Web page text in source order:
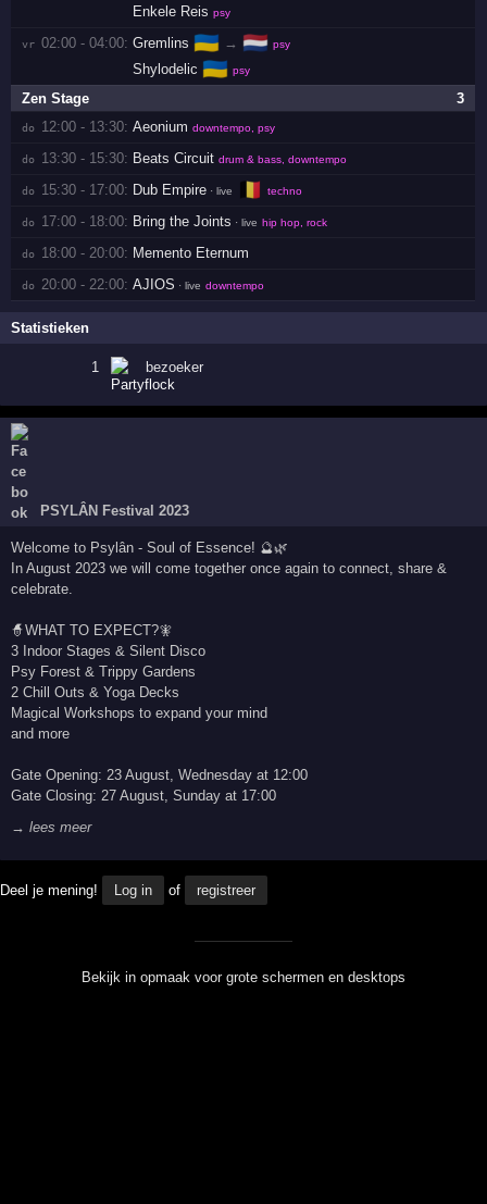
Enkele Reis psy
vr 02:00 - 04:00: Gremlins 🇺🇦 → 🇳🇱 psy
Shylodelic 🇺🇦 psy
3
Zen Stage
do 12:00 - 13:30: Aeonium downtempo, psy
do 13:30 - 15:30: Beats Circuit drum & bass, downtempo
do 15:30 - 17:00: Dub Empire · live 🇧🇪 techno
do 17:00 - 18:00: Bring the Joints · live hip hop, rock
do 18:00 - 20:00: Memento Eternum
do 20:00 - 22:00: AJIOS · live downtempo
Statistieken
1 bezoeker
PSYLÂN Festival 2023
Welcome to Psylân - Soul of Essence! 🔮🌿
In August 2023 we will come together once again to connect, share &
celebrate.
🧙WHAT TO EXPECT?🧚‍
3 Indoor Stages & Silent Disco
Psy Forest & Trippy Gardens
2 Chill Outs & Yoga Decks
Magical Workshops to expand your mind
and more
Gate Opening: 23 August, Wednesday at 12:00
Gate Closing: 27 August, Sunday at 17:00
→ lees meer
Deel je mening! Log in of registreer
Bekijk in opmaak voor grote schermen en desktops